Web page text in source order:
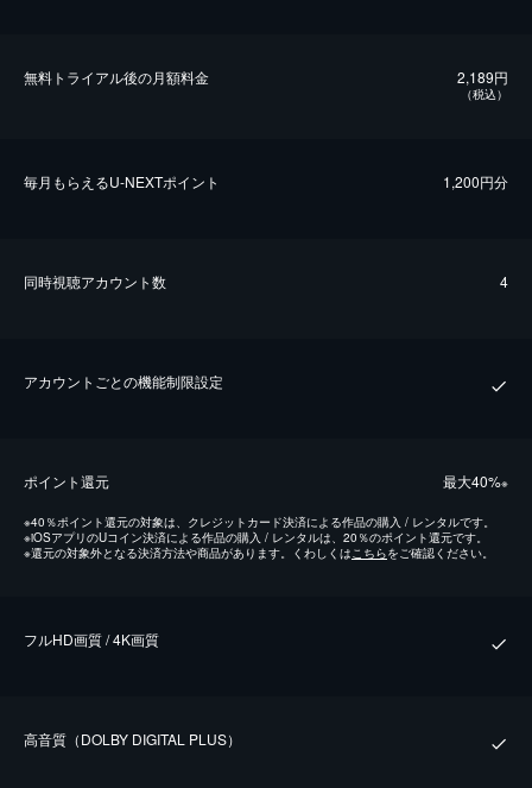
無料トライアル後の⽉額料金 2,189円
（税込）
毎⽉もらえるU-NEXTポイント 1,200円分
同時視聴アカウント数 4
アカウントごとの機能制限設定
ポイント還元 最⼤40%※
※40％ポイント還元の対象は、クレジットカード決済による作品の購入 / レンタルです。
※iOSアプリのUコイン決済による作品の購入 / レンタルは、20％のポイント還元です。
※還元の対象外となる決済方法や商品があります。くわしくはこちらをご確認ください。
フルHD画質 / 4K画質
⾼⾳質（DOLBY DIGITAL PLUS）